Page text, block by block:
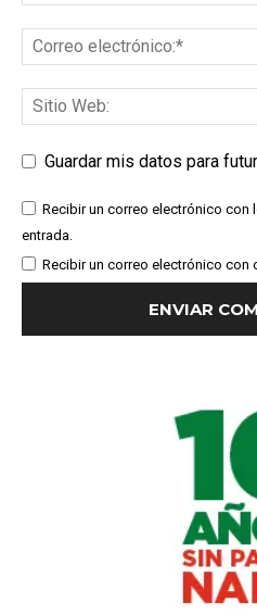
Guardar mis datos para
Recibir un correo electrónico con
entrada.
Recibir un correo electrónico con